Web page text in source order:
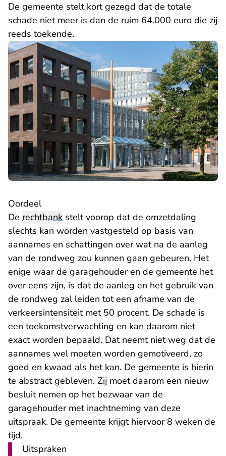
De gemeente stelt kort gezegd dat de totale
schade niet meer is dan de ruim 64.000 euro die zij
reeds toekende.
Oordeel
De rechtbank stelt voorop dat de omzetdaling
slechts kan worden vastgesteld op basis van
aannames en schattingen over wat na de aanleg
van de rondweg zou kunnen gaan gebeuren. Het
enige waar de garagehouder en de gemeente het
over eens zijn, is dat de aanleg en het gebruik van
de rondweg zal leiden tot een afname van de
verkeersintensiteit met 50 procent. De schade is
een toekomstverwachting en kan daarom niet
exact worden bepaald. Dat neemt niet weg dat de
aannames wel moeten worden gemotiveerd, zo
goed en kwaad als het kan. De gemeente is hierin
te abstract gebleven. Zij moet daarom een nieuw
besluit nemen op het bezwaar van de
garagehouder met inachtneming van deze
uitspraak. De gemeente krijgt hiervoor 8 weken de
tijd.
Uitspraken